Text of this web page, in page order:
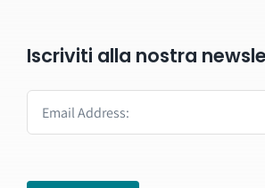
Iscriviti alla nostra